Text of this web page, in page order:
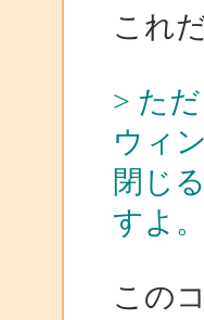
これ
> た
ウィ
閉じ
すよ。
この